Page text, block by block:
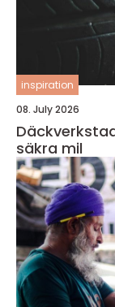
inspiration
08. July 2026
Däckverkstad varberg
säkra mil